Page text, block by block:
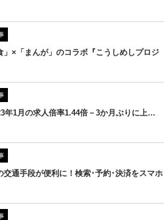
」×「まんが」のコラボ『こうしめしプロジ
年1月の求人倍率1.44倍－3か月ぶりに上…
交通手段が便利に！検索･予約･決済をスマホ